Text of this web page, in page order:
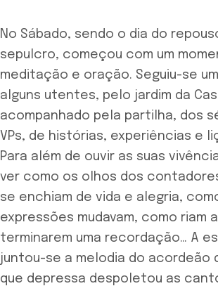
No Sábado, sendo o dia do
sepulcro, começou com um
meditação e oração. Seguiu-se
alguns utentes, pelo jardim da
acompanhado pela partilha, dos
VPs, de histórias, experiências e
Para além de ouvir as suas
ver como os olhos dos
se enchiam de vida e alegria,
expressões mudavam, como riam
terminarem uma recordação… A
juntou-se a melodia do acordeão
que depressa despoletou as